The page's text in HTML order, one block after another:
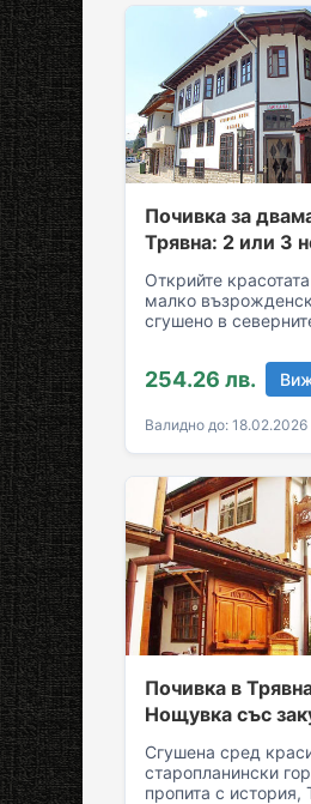
Почивка за
Трявна: 2 или 3
със закуски и
Открийте
малко
сгушено в
За вашия
в Трявна…
254.26 лв.
Валидно до: 18.02.2026
Почивка в
Нощувка със
възможност за
вечеря
Сгушена сред
старопланински
пропита с история,